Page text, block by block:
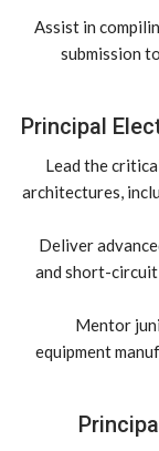
Assist in
submission
Lead the
architectures,
Deliver
and short-
Mentor
equipment